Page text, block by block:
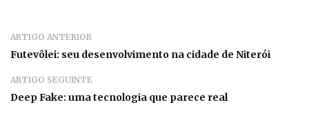
ARTIGO ANTERIOR
Futevôlei: seu desenvolvimento na cidade de Niterói
ARTIGO SEGUINTE
Deep Fake: uma tecnologia que parece real